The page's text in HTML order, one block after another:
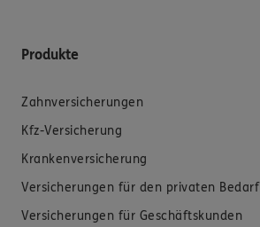
Produkte
Zahnversicherungen
Kfz-Versicherung
Krankenversicherung
Versicherungen für den privaten Bedarf
Versicherungen für Geschäftskunden